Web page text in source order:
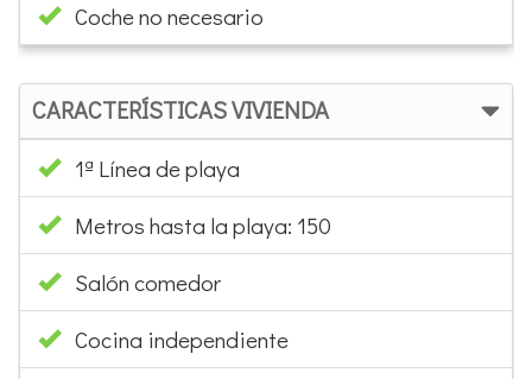
Coche no necesario
CARACTERÍSTICAS VIVIENDA
1ª Línea de playa
Metros hasta la playa: 150
Salón comedor
Cocina independiente